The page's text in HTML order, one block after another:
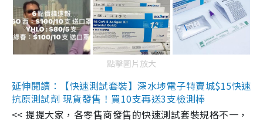
點擊圖片放大
延伸閱讀：【快速測試套裝】深水埗電子特賣城$15快速
抗原測試劑 現貨發售！買10支再送3支檢測棒
<< 提提大家，各零售商發售的快速測試套裝規格不一，